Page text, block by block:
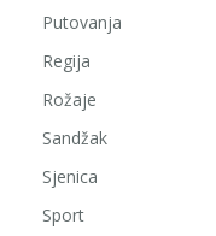
Putovanja
Regija
Rožaje
Sandžak
Sjenica
Sport